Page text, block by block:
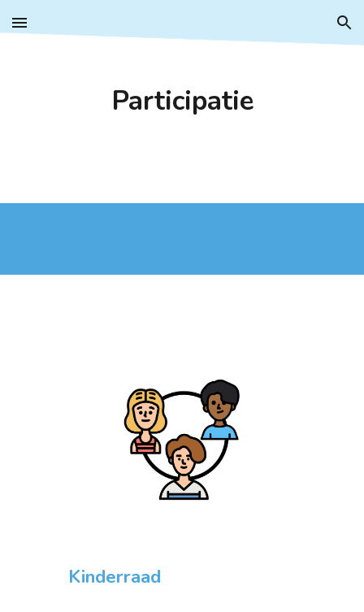
Skip to main content Skip to navigation
Participatie
Kinderraad